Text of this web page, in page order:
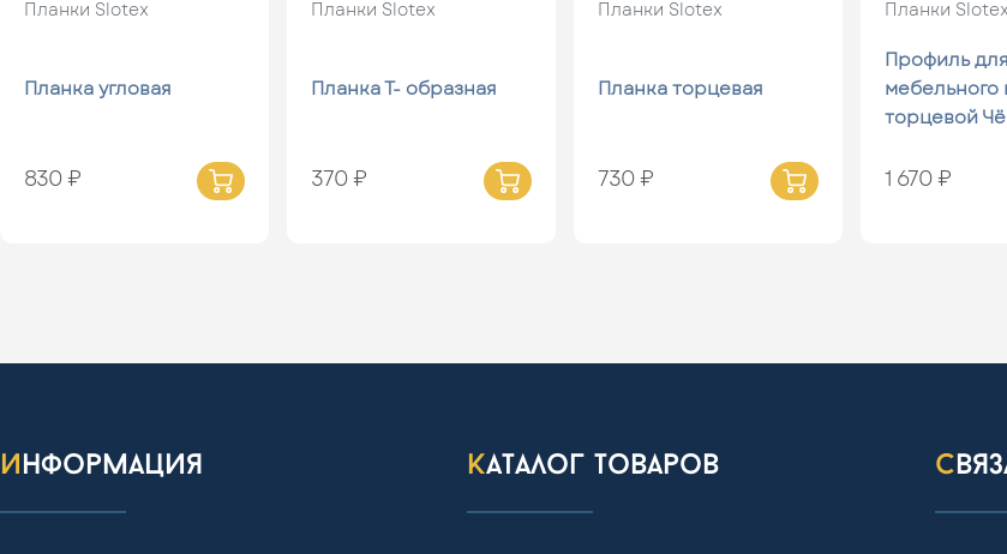
Планки Slotex
Планка угловая
830 ₽
Планки Slotex
Планка Т- образная
370 ₽
Планки Slotex
Планка торцевая
730 ₽
Планки Slotex
Профиль для
мебельного
торцевой
1 670 ₽
информация каталог товаров